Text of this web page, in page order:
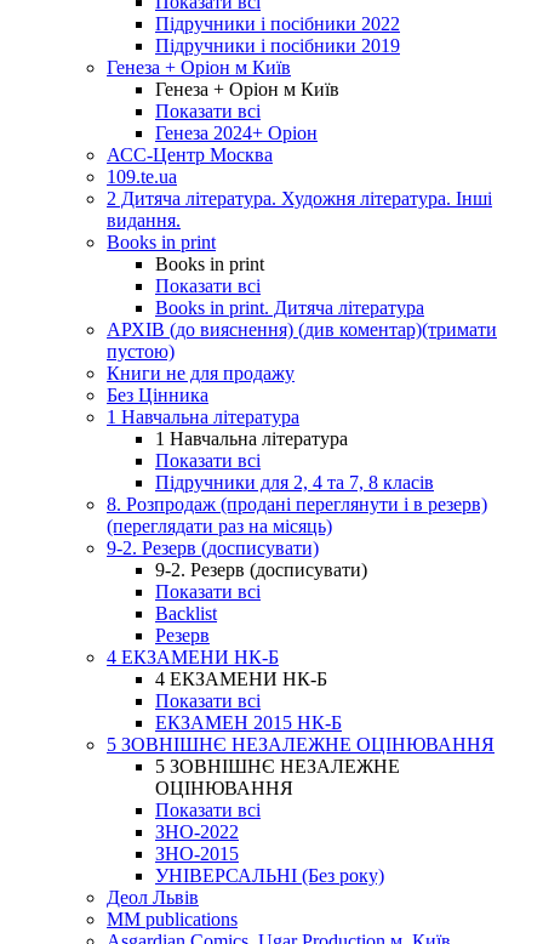
Підручники і посібники 2022
Підручники і посібники 2019
Генеза + Оріон м Київ
Генеза + Оріон м Київ
Показати всі
Генеза 2024+ Оріон
АСС-Центр Москва
109.te.ua
2 Дитяча література. Художня література. Інші
видання.
Books in print
Books in print
Показати всі
Books in print. Дитяча література
АРХІВ (до вияснення) (див коментар)(тримати
пустою)
Книги не для продажу
Без Цінника
1 Навчальна література
1 Навчальна література
Показати всі
Підручники для 2, 4 та 7, 8 класів
8. Розпродаж (продані переглянути і в резерв)
(переглядати раз на місяць)
9-2. Резерв (досписувати)
9-2. Резерв (досписувати)
Показати всі
Backlist
Резерв
4 ЕКЗАМЕНИ НК-Б
4 ЕКЗАМЕНИ НК-Б
Показати всі
ЕКЗАМЕН 2015 НК-Б
5 ЗОВНІШНЄ НЕЗАЛЕЖНЕ ОЦІНЮВАННЯ
5 ЗОВНІШНЄ НЕЗАЛЕЖНЕ
ОЦІНЮВАННЯ
Показати всі
ЗНО-2022
ЗНО-2015
УНІВЕРСАЛЬНІ (Без року)
Деол Львів
MM publications